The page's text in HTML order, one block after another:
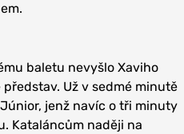
baletu nevyšlo Xaviho
Už v sedmé minutě
jenž navíc o tři minuty
Kataláncům naději na